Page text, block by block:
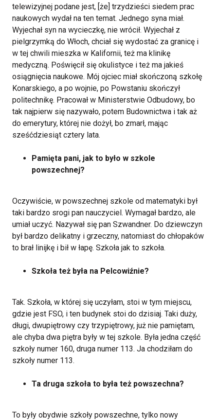
telewizyjnej podane jest, [że] trzydzieści siedem prac
naukowych wydał na ten temat. Jednego syna miał.
Wyjechał syn na wycieczkę, nie wrócił. Wyjechał z
pielgrzymką do Włoch, chciał się wydostać za granicę i
w tej chwili mieszka w Kalifornii, też ma klinikę
medyczną. Poświęcił się okulistyce i też ma jakieś
osiągnięcia naukowe. Mój ojciec miał skończoną szkołę
Konarskiego, a po wojnie, po Powstaniu skończył
politechnikę. Pracował w Ministerstwie Odbudowy, bo
tak najpierw się nazywało, potem Budownictwa i tak aż
do emerytury, której nie dożył, bo zmarł, mając
sześćdziesiąt cztery lata.
Pamięta pani, jak to było w szkole
powszechnej?
Oczywiście, w powszechnej szkole od matematyki był
taki bardzo srogi pan nauczyciel. Wymagał bardzo, ale
umiał uczyć. Nazywał się pan Szwandner. Do dziewczyn
był bardzo delikatny i grzeczny, natomiast do chłopaków
to brał linijkę i bił w łapę. Szkoła jak to szkoła.
Szkoła też była na Pelcowiźnie?
Tak. Szkoła, w której się uczyłam, stoi w tym miejscu,
gdzie jest FSO, i ten budynek stoi do dzisiaj. Taki duży,
długi, dwupiętrowy czy trzypiętrowy, już nie pamiętam,
ale chyba dwa piętra były w tej szkole. Była jedna część
szkoły numer 160, druga numer 113. Ja chodziłam do
szkoły numer 113.
Ta druga szkoła to była też powszechna?
To były obydwie szkoły powszechne, tylko nowy